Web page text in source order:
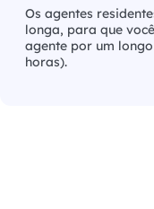
Os agentes
longa, para que
agente por um
horas).